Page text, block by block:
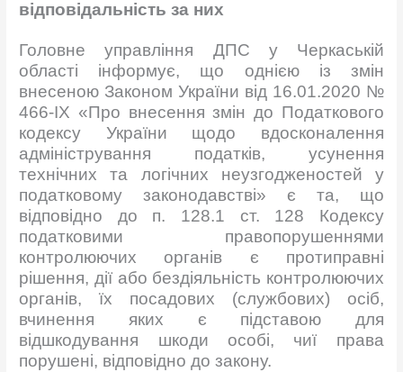
відповідальність за них
Головне управління ДПС у Черкаській
області інформує, що однією із змін
внесеною Законом України від 16.01.2020 №
466-IX «Про внесення змін до Податкового
кодексу України щодо вдосконалення
адміністрування податків, усунення
технічних та логічних неузгодженостей у
податковому законодавстві» є та, що
відповідно до п. 128.1 ст. 128 Кодексу
податковими правопорушеннями
контролюючих органів є протиправні
рішення, дії або бездіяльність контролюючих
органів, їх посадових (службових) осіб,
вчинення яких є підставою для
відшкодування шкоди особі, чиї права
порушені, відповідно до закону.